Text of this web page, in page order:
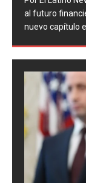
procesos
Argentino
argentina